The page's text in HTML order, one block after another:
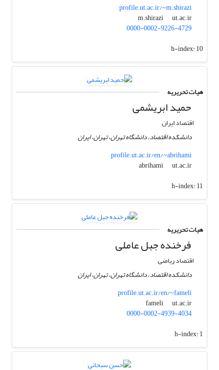
profile.ut.ac.ir/~m.shirazi
m.shirazi
ut.ac.ir
0000-0002-9226-4729
h-index:10
هیات تحریریه
حمید ابریشمی
اقتصاد ایران
دانشکده اقتصاد، دانشگاه تهران، تهران، ایران
profile.ut.ac.ir/en/~abrihami
abrihami
ut.ac.ir
h-index:11
هیات تحریریه
فرخنده جبل عاملی
اقتصاد ریاضی
دانشکده اقتصاد، دانشگاه تهران، تهران، ایران
profile.ut.ac.ir/en/~fameli
fameli
ut.ac.ir
0000-0002-4939-4034
h-index:1